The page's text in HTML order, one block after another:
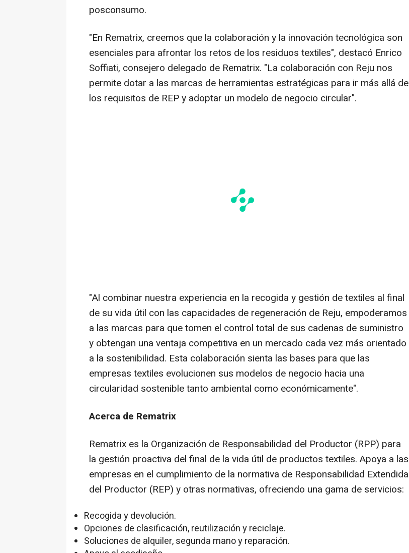
posconsumo.
"En Rematrix, creemos que la colaboración y la innovación tecnológica son
esenciales para afrontar los retos de los residuos textiles", destacó Enrico
Soffiati, consejero delegado de Rematrix. "La colaboración con Reju nos
permite dotar a las marcas de herramientas estratégicas para ir más allá de
los requisitos de REP y adoptar un modelo de negocio circular".
"Al combinar nuestra experiencia en la recogida y gestión de textiles al final
de su vida útil con las capacidades de regeneración de Reju, empoderamos
a las marcas para que tomen el control total de sus cadenas de suministro
y obtengan una ventaja competitiva en un mercado cada vez más orientado
a la sostenibilidad. Esta colaboración sienta las bases para que las
empresas textiles evolucionen sus modelos de negocio hacia una
circularidad sostenible tanto ambiental como económicamente".
Acerca de Rematrix
Rematrix es la Organización de Responsabilidad del Productor (RPP) para
la gestión proactiva del final de la vida útil de productos textiles. Apoya a las
empresas en el cumplimiento de la normativa de Responsabilidad Extendida
del Productor (REP) y otras normativas, ofreciendo una gama de servicios:
Recogida y devolución.
Opciones de clasificación, reutilización y reciclaje.
Soluciones de alquiler, segunda mano y reparación.